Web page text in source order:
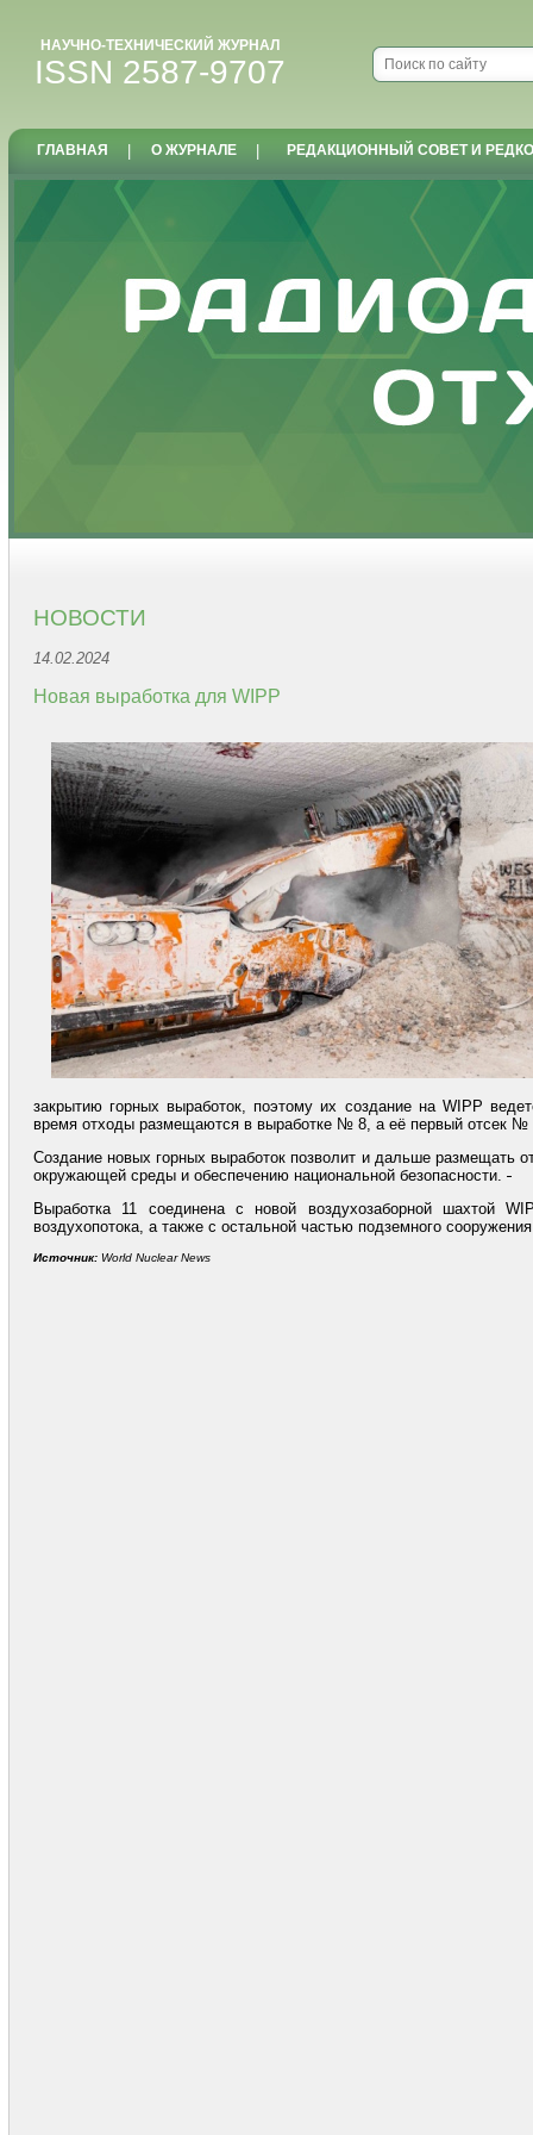
НАУЧНО-ТЕХНИЧЕСКИЙ ЖУРНАЛ
ISSN 2587-9707
ГЛАВНАЯ О ЖУРНАЛЕ РЕДАКЦИОННЫЙ СОВЕТ И
НОВОСТИ
14.02.2024
Новая выработка для WIPP
закрытию горных выработок, поэтому их создание на WIPP
время отходы размещаются в выработке № 8, а её первый отсек №
Создание новых горных выработок позволит и дальше
окружающей среды и обеспечению национальной безопасности.
Выработка 11 соединена с новой воздухозаборной шахтой
воздухопотока, а также с остальной частью подземного
Источник: World Nuclear News